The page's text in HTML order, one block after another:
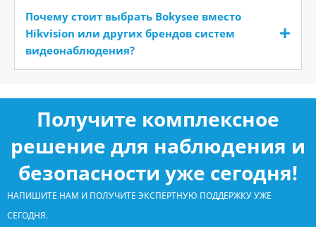
Почему стоит выбрать Bokysee вместо
Hikvision или других брендов систем
видеонаблюдения?
Получите комплексное
решение для наблюдения и
безопасности уже сегодня!
НАПИШИТЕ НАМ И ПОЛУЧИТЕ ЭКСПЕРТНУЮ ПОДДЕРЖКУ УЖЕ
СЕГОДНЯ.